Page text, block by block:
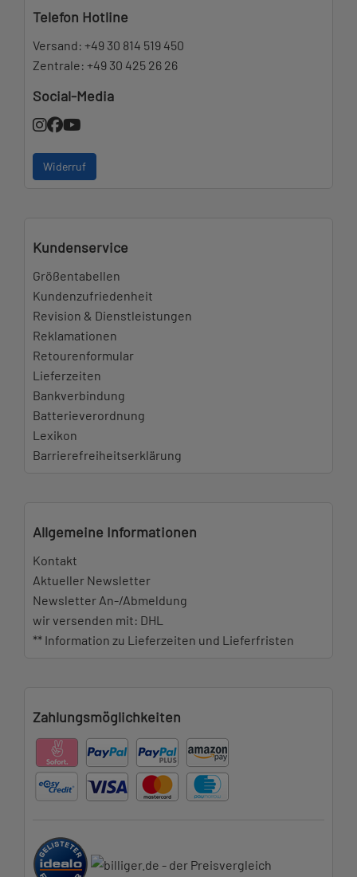
Telefon Hotline
Versand: +49 30 814 519 450
Zentrale: +49 30 425 26 26
Social-Media
Widerruf
Kundenservice
Größentabellen
Kundenzufriedenheit
Revision & Dienstleistungen
Reklamationen
Retourenformular
Lieferzeiten
Bankverbindung
Batterieverordnung
Lexikon
Barrierefreiheitserklärung
Allgemeine Informationen
Kontakt
Aktueller Newsletter
Newsletter An-/Abmeldung
wir versenden mit: DHL
** Information zu Lieferzeiten und Lieferfristen
Zahlungsmöglichkeiten